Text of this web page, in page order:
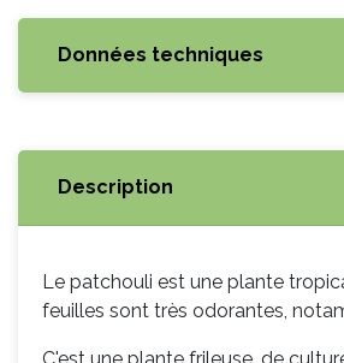
Données techniques
Description
Le patchouli est une plante
feuilles sont très odorantes,